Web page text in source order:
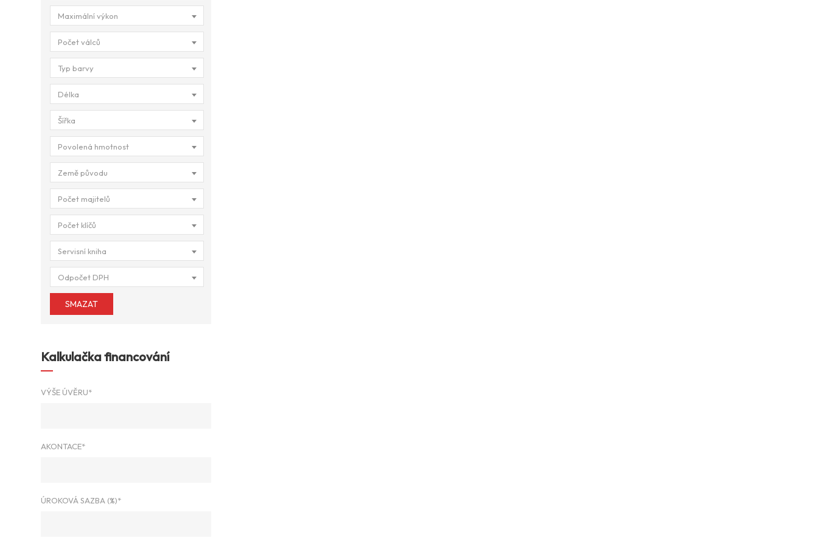
Maximální výkon
Počet válců
Typ barvy
Délka
Šířka
Povolená hmotnost
Země původu
Počet majitelů
Počet klíčů
Servisní kniha
Odpočet DPH
SMAZAT
Kalkulačka financování
VÝŠE ÚVĚRU*
AKONTACE*
ÚROKOVÁ SAZBA (%)*